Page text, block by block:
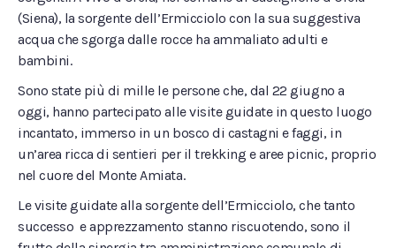
(Siena), la sorgente dell’Ermicciolo con la sua suggestiva
acqua che sgorga dalle rocce ha ammaliato adulti e
bambini.
Sono state più di mille le persone che, dal 22 giugno a
oggi, hanno partecipato alle visite guidate in questo luogo
incantato, immerso in un bosco di castagni e faggi, in
un’area ricca di sentieri per il trekking e aree picnic, proprio
nel cuore del Monte Amiata.
Le visite guidate alla sorgente dell’Ermicciolo, che tanto
successo e apprezzamento stanno riscuotendo, sono il